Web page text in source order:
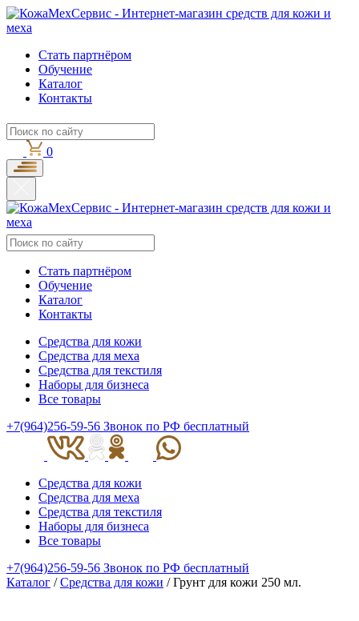
Стать партнёром
Обучение
Каталог
Контакты
0
Стать партнёром
Обучение
Каталог
Контакты
Средства для кожи
Средства для меха
Средства для текстиля
Наборы для бизнеса
Все товары
+7(964)256-59-56 Звонок по РФ бесплатный
Средства для кожи
Средства для меха
Средства для текстиля
Наборы для бизнеса
Все товары
+7(964)256-59-56 Звонок по РФ бесплатный
Каталог /Средства для кожи / Грунт для кожи 250 мл.